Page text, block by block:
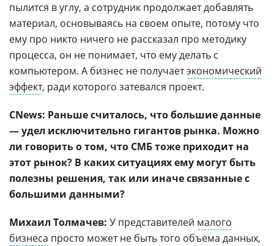
пылится в углу, а сотрудник продолжает добавлять
материал, основываясь на своем опыте, потому что
ему про никто ничего не рассказал про методику
процесса, он не понимает, что ему делать с
компьютером. А бизнес не получаетэкономический
эффект, ради которого затевался проект.
CNews: Раньше считалось, что большие данные
— удел исключительно гигантов рынка. Можно
ли говорить о том, что СМБ тоже приходит на
этот рынок? В каких ситуациях ему могут быть
полезны решения, так или иначе связанные с
большими данными?
Михаил Толмачев: У представителей малого
бизнеса просто может не быть того объема данных,